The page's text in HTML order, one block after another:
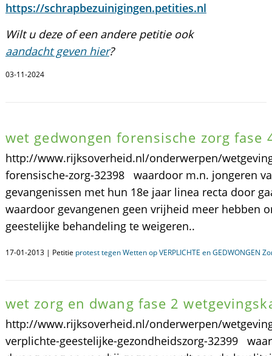
https://schrapbezuinigingen.petities.nl
Wilt u deze of een andere petitie ook
aandacht geven hier?
03-11-2024
wet gedwongen forensische zorg fase
http://www.rijksoverheid.nl/onderwerpen/
forensische-zorg-32398 waardoor m.n. jongeren
gevangenissen met hun 18e jaar linea recta door
waardoor gevangenen geen vrijheid meer hebben
geestelijke behandeling te weigeren..
17-01-2013 | Petitie protest tegen Wetten op VERPLICHTE en GEDWONGEN
wet zorg en dwang fase 2
http://www.rijksoverheid.nl/onderwerpen/
verplichte-geestelijke-gezondheidszorg-32399